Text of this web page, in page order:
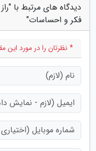
دیدگاه های مرتبط با
فکر و احساسات"
* نظرتان را در مورد این